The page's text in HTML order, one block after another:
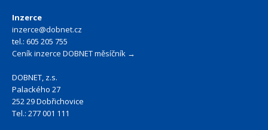
Inzerce
inzerce@dobnet.cz
tel.: 605 205 755
Ceník inzerce DOBNET měsíčník →
DOBNET, z.s.
Palackého 27
252 29 Dobřichovice
Tel.: 277 001 111